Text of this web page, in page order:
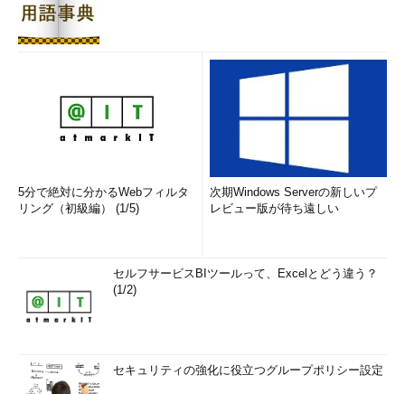
5分で絶対に分かるWebフィルタ
リング（初級編） (1/5)
次期Windows Serverの新しいプ
レビュー版が待ち遠しい
セルフサービスBIツールって、Excelとどう違う？
(1/2)
セキュリティの強化に役立つグループポリシー設定